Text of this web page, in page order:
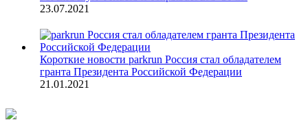
23.07.2021
Короткие новости parkrun Россия стал обладателем
гранта Президента Российской Федерации
21.01.2021